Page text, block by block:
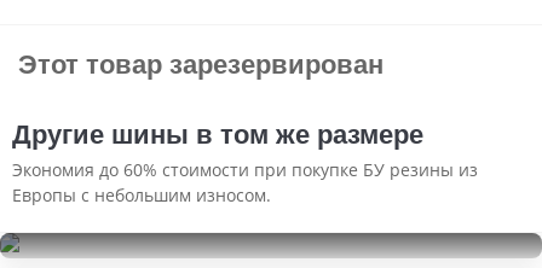
Этот товар зарезервирован
Другие шины в том же размере
Экономия до 60% стоимости при покупке БУ резины из
Европы с небольшим износом.